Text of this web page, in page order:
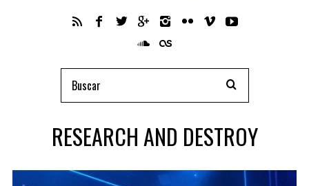
RESEARCH AND DESTROY